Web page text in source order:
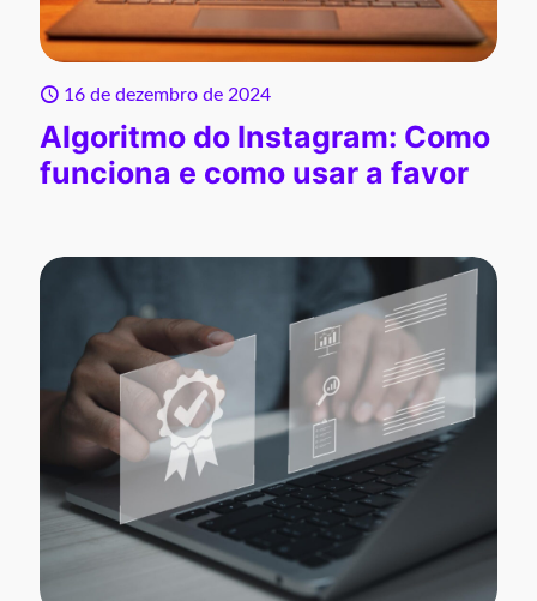
16 de dezembro de 2024
Algoritmo do Instagram: Como
funciona e como usar a favor